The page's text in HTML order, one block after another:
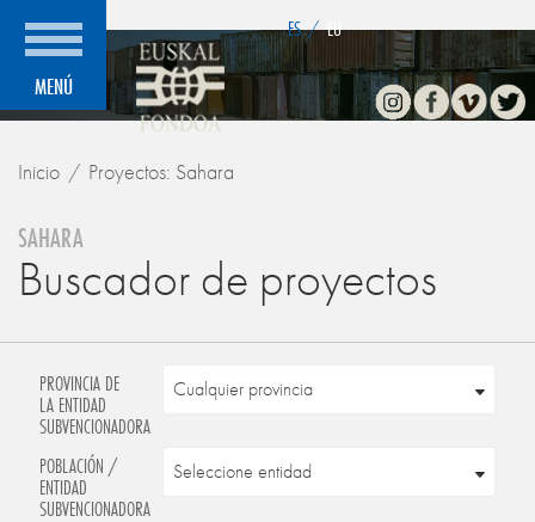
MENÚ
ES / EU
InstagramFacebook
Vimeo
Inicio Proyectos: Sahara
SAHARA
Buscador de proyectos
PROVINCIA DE
LA ENTIDAD
SUBVENCIONADORA
POBLACIÓN /
ENTIDAD
SUBVENCIONADORA